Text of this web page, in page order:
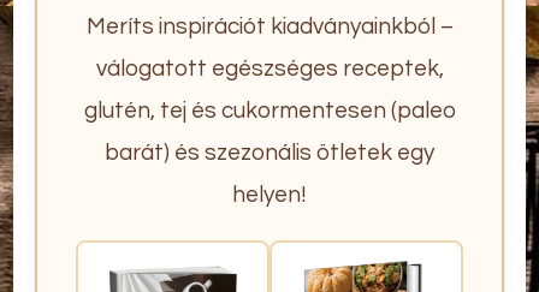
Meríts inspirációt kiadványainkból –
válogatott egészséges receptek,
glutén, tej és cukormentesen (paleo
barát) és szezonális ötletek egy
helyen!